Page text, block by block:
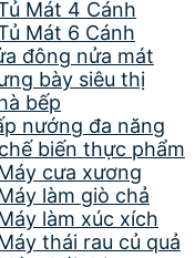
Mát 4 Cánh
Mát 6 Cánh
đông nửa mát
bày siêu thị
bếp
nướng đa năng
biến thực phẩm
cưa xương
làm giò chả
làm xúc xích
thái rau củ quả